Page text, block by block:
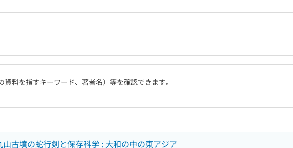
料を指すキーワード、著者名）等を確認できます。
山古墳の蛇行剣と保存科学 : 大和の中の東アジア